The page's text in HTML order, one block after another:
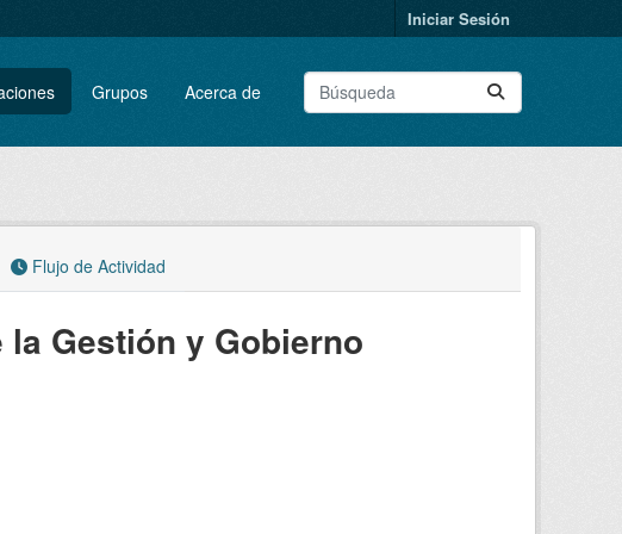
Iniciar Sesión
Grupos Acerca de
Flujo de Actividad
Gestión y Gobierno